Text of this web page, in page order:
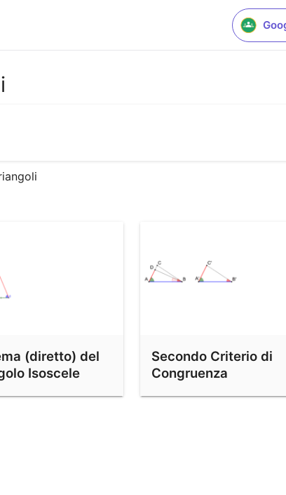
(diretto) del
Isoscele
Secondo Criterio di
Congruenza